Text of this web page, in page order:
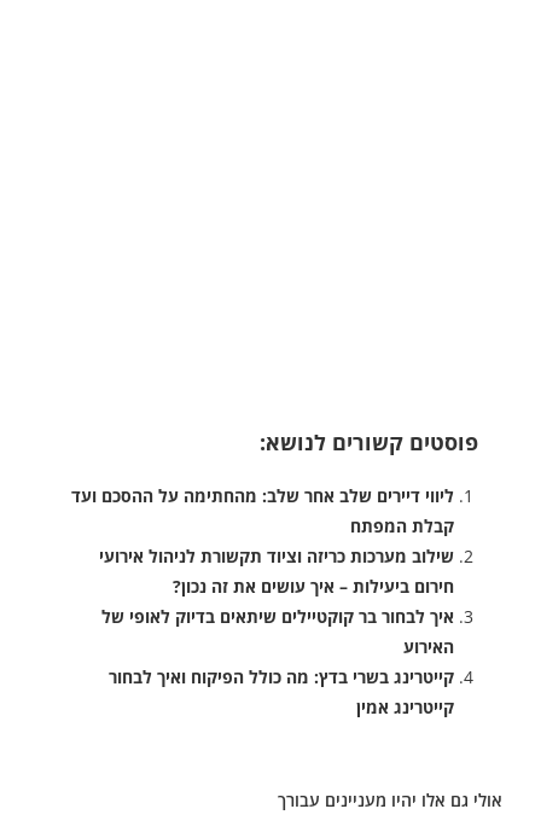
פוסטים קשורים לנושא:
ליווי דיירים שלב אחר שלב: מהחתימה על ההסכם ועד
קבלת המפתח
שילוב מערכות כריזה וציוד תקשורת לניהול אירועי
חירום ביעילות – איך עושים את זה נכון?
איך לבחור בר קוקטיילים שיתאים בדיוק לאופי של
האירוע
קייטרינג בשרי בדץ: מה כולל הפיקוח ואיך לבחור
קייטרינג אמין
אולי גם אלו יהיו מעניינים עבורך